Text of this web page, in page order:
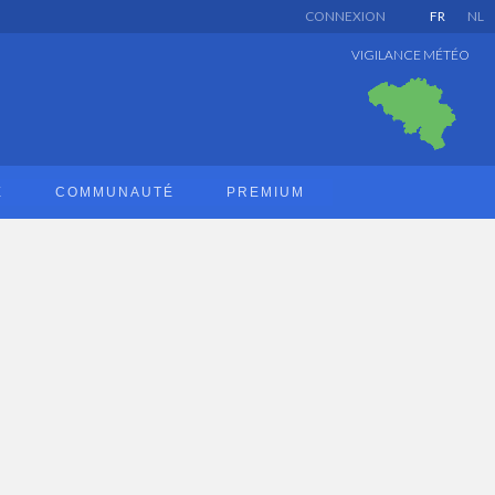
FR NL
CONNEXION
VIGILANCE MÉTÉO
COMMUNAUTÉ PREMIUM